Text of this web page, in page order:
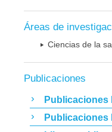
Áreas de
Ciencias de la
Publicaciones
Publicaciones
Publicaciones